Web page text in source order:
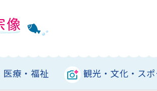
医療・福祉 観光・文化・スポ